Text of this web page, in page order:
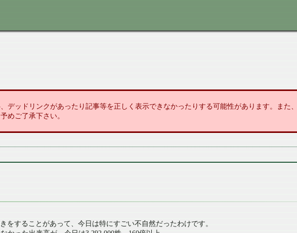
デッドリンクがあったり記事等を正しく表示できなかったりする可能性があります。また
めご了承下さい。
をすることがあって、今日は特にすごい不自然だったわけです。